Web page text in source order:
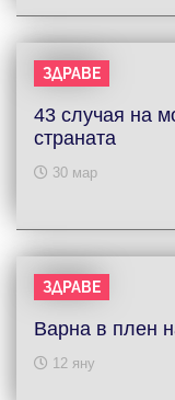
ЗДРАВЕ
43 случая на
страната
30 мар
ЗДРАВЕ
Варна в плен
12 яну